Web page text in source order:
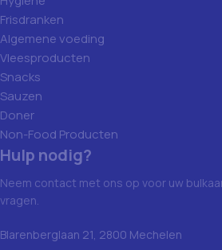
Frisdranken
Algemene voeding
Vleesproducten
Snacks
Sauzen
Doner
Non-Food Producten
Hulp nodig?
Neem contact met ons op voor uw
vragen.
Blarenberglaan 21, 2800 Mechelen